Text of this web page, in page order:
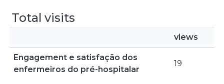
Total visits
views
Engagement e satisfação dos
enfermeiros do pré-hospitalar
19